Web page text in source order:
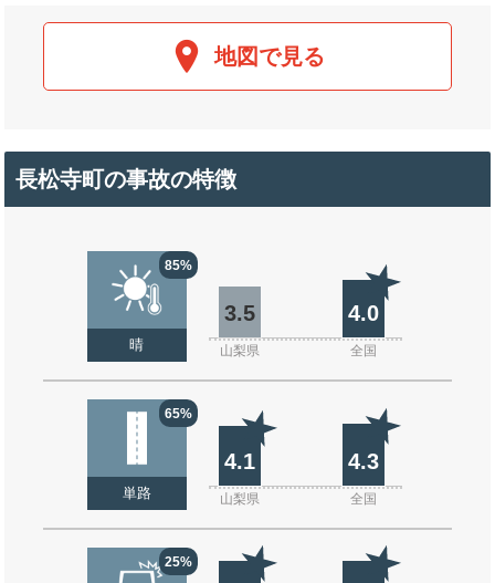
地図で見る
長松寺町の事故の特徴
85%
晴
3.5 4.0
山梨県 全国
65%
単路
4.1 4.3
山梨県 全国
25%